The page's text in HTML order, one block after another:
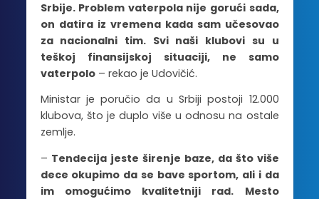
Srbije. Problem vaterpola nije gorući sada,
on datira iz vremena kada sam učesovao
za nacionalni tim. Svi naši klubovi su u
teškoj finansijskoj situaciji, ne samo
vaterpolo– rekao je Udovičić.
Ministar je poručio da u Srbiji postoji 12.000
klubova, što je duplo više u odnosu na ostale
zemlje.
– Tendecija jeste širenje baze, da što više
dece okupimo da se bave sportom, ali i da
im omogućimo kvalitetniji rad. Mesto